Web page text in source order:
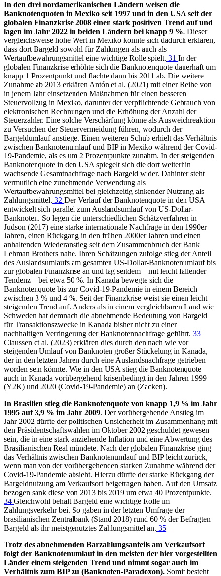
In den drei nordamerikanischen Ländern weisen die
Banknotenquoten in Mexiko seit 1997 und in den USA seit der
globalen Finanzkrise 2008 einen stark positiven Trend auf und
lagen im Jahr 2022 in beiden Ländern bei knapp 9 %. Dieser
vergleichsweise hohe Wert in Mexiko könnte sich dadurch erklären,
dass dort Bargeld sowohl für Zahlungen als auch als
Wertaufbewahrungsmittel eine wichtige Rolle spielt. 31 In der
globalen Finanzkrise erhöhte sich die Banknotenquote dauerhaft um
knapp 1 Prozentpunkt und flachte dann bis 2011 ab. Die weitere
Zunahme ab 2013 erklären Antón et al. (2021) mit einer Reihe von
in jenem Jahr einsetzenden Maßnahmen für einen besseren
Steuervollzug in Mexiko, darunter der verpflichtende Gebrauch von
elektronischen Rechnungen und die Erhöhung der Anzahl der
Steuerzahler. Eine solche Verschärfung könne als Ausweichreaktion
zu Versuchen der Steuervermeidung führen, wodurch der
Bargeldumlauf anstiege. Einen weiteren Schub erhielt das Verhältnis
zwischen Banknotenumlauf und BIP in Mexiko während der Covid-
19-Pandemie, als es um 2 Prozentpunkte zunahm. In der steigenden
Banknotenquote in den USA spiegelt sich die dort weiterhin
wachsende Gesamtnachfrage nach Bargeld wider. Dahinter steht
vermutlich eine zunehmende Verwendung als
Wertaufbewahrungsmittel bei gleichzeitig sinkender Nutzung als
Zahlungsmittel. 32 Der Verlauf der Banknotenquote in den USA
entwickelt sich parallel zum Auslandsumlauf von US-Dollar-
Banknoten. So legen die unterschiedlichen Schätzverfahren in
Judson (2017) eine starke internationale Nachfrage in den 1990er
Jahren, einen Rückgang in den frühen 2000er Jahren und einen
anhaltenden Wiederanstieg seit dem Zusammenbruch der Bank
Lehman Brothers nahe. Ihren Schätzungen zufolge stieg der Anteil
des Auslandsumlaufs am gesamten US-Dollar-Banknotenumlauf bis
zur globalen Finanzkrise an und lag seitdem – mit leicht fallender
Tendenz – bei etwa 50 %. In Kanada bewegte sich die
Banknotenquote bis zur Covid-19-Pandemie in einem Bereich
zwischen 3 % und 4 %. Seit der Finanzkrise weist sie einen leicht
steigenden Trend auf. Anders als in einem vergleichbaren Land wie
Schweden hat demnach die abnehmende Bedeutung von Bargeld
für Transaktionszwecke in Kanada bisher nicht zu einer
nachhaltigen Verringerung der Banknotennachfrage geführt. 33
Claussen et al. (2023) erklären dies durch den nach wie vor
steigenden Umlauf von Banknoten großer Stückelung in Kanada,
der in den letzten Jahren durch eine Auslandsnachfrage getrieben
worden sein könnte. Wie in den USA stieg die Banknotenquote
auch in Kanada vorübergehend krisenbedingt in den Jahren 1999
(Y2K) und 2020 (Covid-19-Pandemie) an (Zacken).
In Brasilien stieg die Banknotenquote von knapp 1,9 % im Jahr
1995 auf 3,9 % im Jahr 2009. Der vorübergehende Anstieg im
Jahr 2002 dürfte der politischen Unsicherheit im Zusammenhang mit
den Präsidentschaftswahlen im Oktober 2002 geschuldet gewesen
sein, die in eine stark anziehende Inflation und eine Abwertung des
Brasilianischen Real mündete. Nach der globalen Finanzkrise ging
das Verhältnis zwischen Banknotenumlauf und BIP leicht zurück,
wenn man von der vorübergehenden starken Zunahme während der
Covid-19-Pandemie absieht. Hierzu dürfte der starke Rückgang der
Bargeldnutzung am Verkaufsort beigetragen haben. Auf den Umsatz
bezogen sank diese von 2013 bis 2019 um etwa 40 Prozentpunkte.
34 Gleichwohl behält Bargeld eine wichtige Rolle im
Zahlungsverkehr bei. So gaben in der letzten Umfrage der
brasilianischen Zentralbank (Stand 2018) rund 60 % der Befragten
Bargeld als ihr meistgenutztes Zahlungsmittel an. 35
Trotz des abnehmenden Barzahlungsanteils am Verkaufsort
folgt der Banknotenumlauf in den meisten der hier vorgestellten
Länder einem steigenden Trend und nimmt sogar auch im
Verhältnis zum BIP zu (Banknoten-Paradoxon). Somit besteht